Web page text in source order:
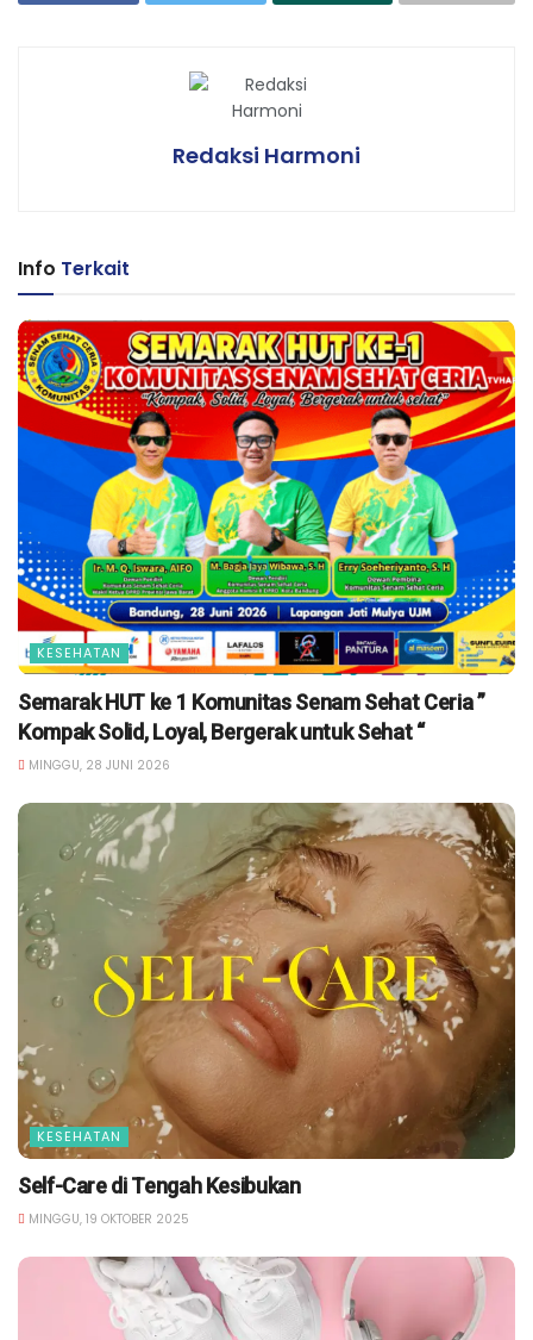
Redaksi Harmoni
Info Terkait
KESEHATAN
Semarak HUT ke 1 Komunitas Senam Sehat Ceria ”
Kompak Solid, Loyal, Bergerak untuk Sehat “
MINGGU, 28 JUNI 2026
KESEHATAN
Self-Care di Tengah Kesibukan
MINGGU, 19 OKTOBER 2025